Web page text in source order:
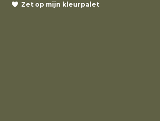
Zet op mijn kleurpalet